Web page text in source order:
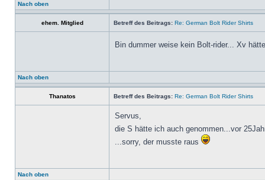
Nach oben
ehem. Mitglied Betreff des Beitrags: Re: German Bolt Rider Shirts
Bin dummer weise kein Bolt-rider... Xv
Nach oben
Thanatos Betreff des Beitrags: Re: German Bolt Rider Shirts
Servus,
die S hätte ich auch genommen...vor
...sorry, der musste raus
Nach oben